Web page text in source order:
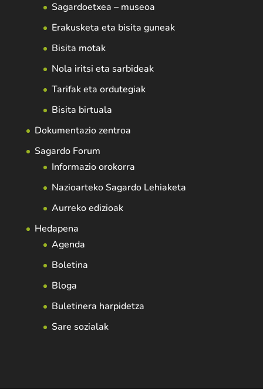
Sagardoetxea – museoa
Erakusketa eta bisita guneak
Bisita motak
Nola iritsi eta sarbideak
Tarifak eta ordutegiak
Bisita birtuala
Dokumentazio zentroa
Sagardo Forum
Informazio orokorra
Nazioarteko Sagardo Lehiaketa
Aurreko edizioak
Hedapena
Agenda
Boletina
Bloga
Buletinera harpidetza
Sare sozialak